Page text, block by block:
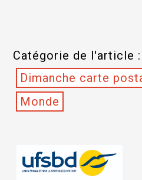
Catégorie de l'article :
Dimanche carte
Monde